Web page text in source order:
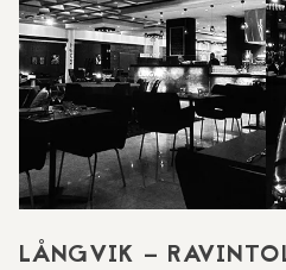
LÅNGVIK –